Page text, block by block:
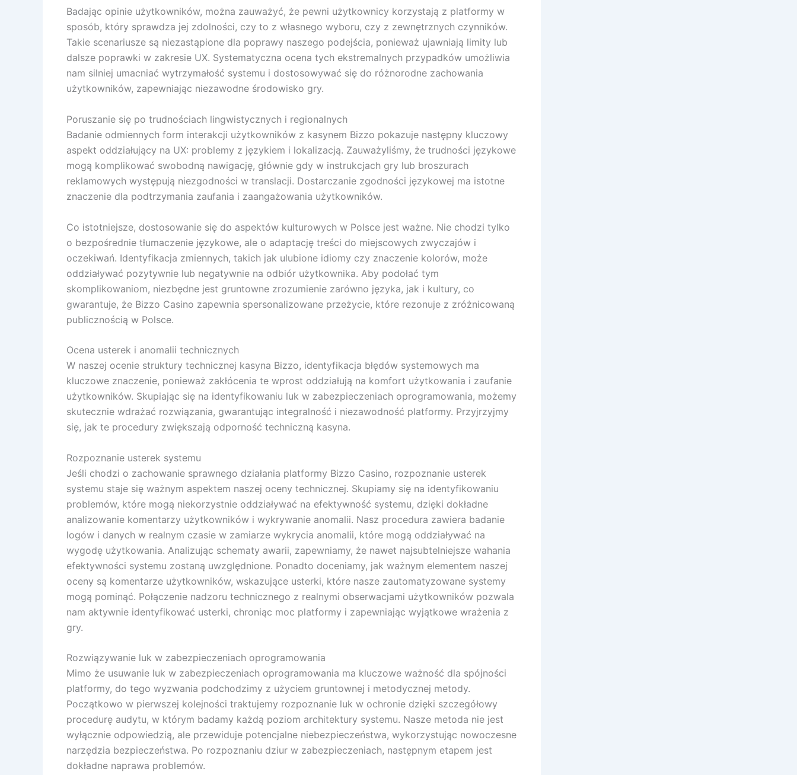
Badając opinie użytkowników, można zauważyć, że pewni użytkownicy korzystają z platformy w
sposób, który sprawdza jej zdolności, czy to z własnego wyboru, czy z zewnętrznych czynników.
Takie scenariusze są niezastąpione dla poprawy naszego podejścia, ponieważ ujawniają limity lub
dalsze poprawki w zakresie UX. Systematyczna ocena tych ekstremalnych przypadków umożliwia
nam silniej umacniać wytrzymałość systemu i dostosowywać się do różnorodne zachowania
użytkowników, zapewniając niezawodne środowisko gry.
Poruszanie się po trudnościach lingwistycznych i regionalnych
Badanie odmiennych form interakcji użytkowników z kasynem Bizzo pokazuje następny kluczowy
aspekt oddziałujący na UX: problemy z językiem i lokalizacją. Zauważyliśmy, że trudności językowe
mogą komplikować swobodną nawigację, głównie gdy w instrukcjach gry lub broszurach
reklamowych występują niezgodności w translacji. Dostarczanie zgodności językowej ma istotne
znaczenie dla podtrzymania zaufania i zaangażowania użytkowników.
Co istotniejsze, dostosowanie się do aspektów kulturowych w Polsce jest ważne. Nie chodzi tylko
o bezpośrednie tłumaczenie językowe, ale o adaptację treści do miejscowych zwyczajów i
oczekiwań. Identyfikacja zmiennych, takich jak ulubione idiomy czy znaczenie kolorów, może
oddziaływać pozytywnie lub negatywnie na odbiór użytkownika. Aby podołać tym
skomplikowaniom, niezbędne jest gruntowne zrozumienie zarówno języka, jak i kultury, co
gwarantuje, że Bizzo Casino zapewnia spersonalizowane przeżycie, które rezonuje z zróżnicowaną
publicznością w Polsce.
Ocena usterek i anomalii technicznych
W naszej ocenie struktury technicznej kasyna Bizzo, identyfikacja błędów systemowych ma
kluczowe znaczenie, ponieważ zakłócenia te wprost oddziałują na komfort użytkowania i zaufanie
użytkowników. Skupiając się na identyfikowaniu luk w zabezpieczeniach oprogramowania, możemy
skutecznie wdrażać rozwiązania, gwarantując integralność i niezawodność platformy. Przyjrzyjmy
się, jak te procedury zwiększają odporność techniczną kasyna.
Rozpoznanie usterek systemu
Jeśli chodzi o zachowanie sprawnego działania platformy Bizzo Casino, rozpoznanie usterek
systemu staje się ważnym aspektem naszej oceny technicznej. Skupiamy się na identyfikowaniu
problemów, które mogą niekorzystnie oddziaływać na efektywność systemu, dzięki dokładne
analizowanie komentarzy użytkowników i wykrywanie anomalii. Nasz procedura zawiera badanie
logów i danych w realnym czasie w zamiarze wykrycia anomalii, które mogą oddziaływać na
wygodę użytkowania. Analizując schematy awarii, zapewniamy, że nawet najsubtelniejsze wahania
efektywności systemu zostaną uwzględnione. Ponadto doceniamy, jak ważnym elementem naszej
oceny są komentarze użytkowników, wskazujące usterki, które nasze zautomatyzowane systemy
mogą pominąć. Połączenie nadzoru technicznego z realnymi obserwacjami użytkowników pozwala
nam aktywnie identyfikować usterki, chroniąc moc platformy i zapewniając wyjątkowe wrażenia z
gry.
Rozwiązywanie luk w zabezpieczeniach oprogramowania
Mimo że usuwanie luk w zabezpieczeniach oprogramowania ma kluczowe ważność dla spójności
platformy, do tego wyzwania podchodzimy z użyciem gruntownej i metodycznej metody.
Początkowo w pierwszej kolejności traktujemy rozpoznanie luk w ochronie dzięki szczegółowy
procedurę audytu, w którym badamy każdą poziom architektury systemu. Nasze metoda nie jest
wyłącznie odpowiedzią, ale przewiduje potencjalne niebezpieczeństwa, wykorzystując nowoczesne
narzędzia bezpieczeństwa. Po rozpoznaniu dziur w zabezpieczeniach, następnym etapem jest
dokładne naprawa problemów.